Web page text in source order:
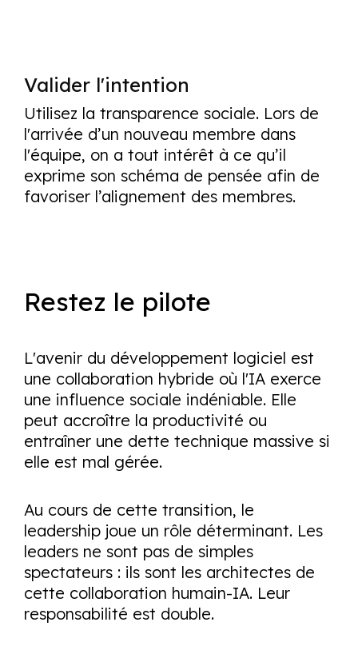
Valider l'intention
Utilisez la transparence sociale. Lors de
l'arrivée d’un nouveau membre dans
l'équipe, on a tout intérêt à ce qu’il
exprime son schéma de pensée afin de
favoriser l’alignement des membres.
Restez le pilote
L'avenir du développement logiciel est
une collaboration hybride où l'IA exerce
une influence sociale indéniable. Elle
peut accroître la productivité ou
entraîner une dette technique massive si
elle est mal gérée.
Au cours de cette transition, le
leadership joue un rôle déterminant. Les
leaders ne sont pas de simples
spectateurs : ils sont les architectes de
cette collaboration humain-IA. Leur
responsabilité est double.